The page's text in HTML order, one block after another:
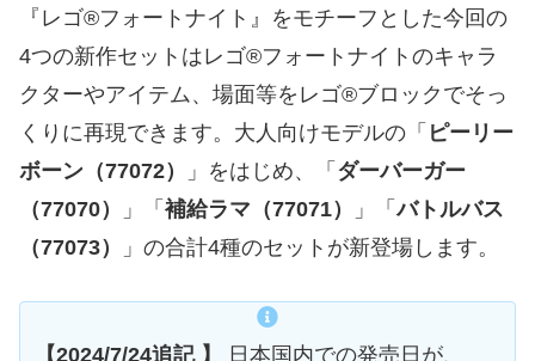
『レゴ®フォートナイト』をモチーフとした今回の
4つの新作セットはレゴ®フォートナイトのキャラ
クターやアイテム、場面等をレゴ®ブロックでそっ
くりに再現できます。大人向けモデルの「 ピーリー
ボーン（77072）
」をはじめ、「 ダーバーガー
（77070）
」「 補給ラマ（77071） 」「バトルバス
（77073）
」の合計4種のセットが新登場します。
【2024/7/24追記 】
日本国内での発売日が、